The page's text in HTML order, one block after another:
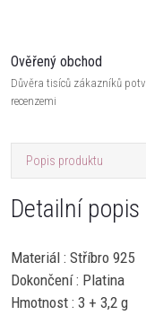
Ověřený obchod
Důvěra tisíců zákazníků
recenzemi
Popis produktu
Detailní
Materiál : Stříbro 925
Dokončení : Platina
Hmotnost : 3 + 3,2 g